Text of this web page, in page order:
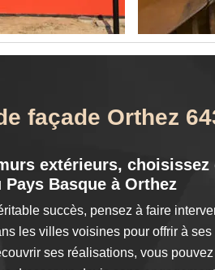
façade Orthez
extérieurs,
Basque à Orthez
succès, pensez à faire
les villes voisines pour offrir à
ses réalisations, vous